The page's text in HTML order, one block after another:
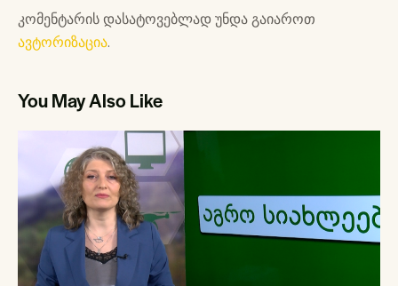
კომენტარის დასატოვებლად უნდა გაიაროთ
ავტორიზაცია.
You May Also Like